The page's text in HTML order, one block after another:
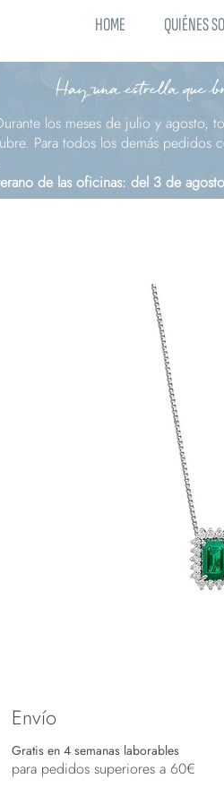
HOME QUIÉNES
Hay una estrella que
los meses de julio y agosto,
Para todos los demás
de las oficinas: del 3 de
Envío
Gratis en 4 semanas laborables
para pedidos superiores a 60€